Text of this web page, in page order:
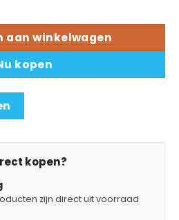
- BX420T/BX420D/
aan winkelwagen
kopen
kopen?
zijn direct uit voorraad